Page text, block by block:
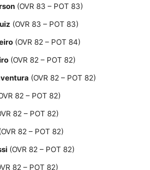
(OVR 83 – POT 83)
(OVR 83 – POT 83)
(OVR 82 – POT 84)
(OVR 82 – POT 82)
(OVR 82 – POT 82)
82 – POT 82)
82 – POT 82)
82 – POT 82)
(OVR 82 – POT 82)
82 – POT 82)